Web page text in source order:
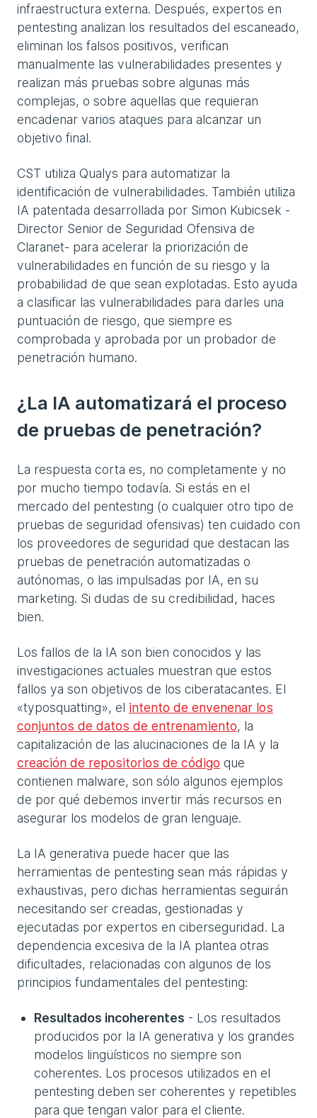
infraestructura externa. Después, expertos en
pentesting analizan los resultados del escaneado,
eliminan los falsos positivos, verifican
manualmente las vulnerabilidades presentes y
realizan más pruebas sobre algunas más
complejas, o sobre aquellas que requieran
encadenar varios ataques para alcanzar un
objetivo final.
CST utiliza Qualys para automatizar la
identificación de vulnerabilidades. También utiliza
IA patentada desarrollada por Simon Kubicsek -
Director Senior de Seguridad Ofensiva de
Claranet- para acelerar la priorización de
vulnerabilidades en función de su riesgo y la
probabilidad de que sean explotadas. Esto ayuda
a clasificar las vulnerabilidades para darles una
puntuación de riesgo, que siempre es
comprobada y aprobada por un probador de
penetración humano.
¿La IA automatizará el proceso
de pruebas de penetración?
La respuesta corta es, no completamente y no
por mucho tiempo todavía. Si estás en el
mercado del pentesting (o cualquier otro tipo de
pruebas de seguridad ofensivas) ten cuidado con
los proveedores de seguridad que destacan las
pruebas de penetración automatizadas o
autónomas, o las impulsadas por IA, en su
marketing. Si dudas de su credibilidad, haces
bien.
Los fallos de la IA son bien conocidos y las
investigaciones actuales muestran que estos
fallos ya son objetivos de los ciberatacantes. El
«typosquatting», el intento de envenenar los
conjuntos de datos de entrenamiento, la
capitalización de las alucinaciones de la IA y la
creación de repositorios de código que
contienen malware, son sólo algunos ejemplos
de por qué debemos invertir más recursos en
asegurar los modelos de gran lenguaje.
La IA generativa puede hacer que las
herramientas de pentesting sean más rápidas y
exhaustivas, pero dichas herramientas seguirán
necesitando ser creadas, gestionadas y
ejecutadas por expertos en ciberseguridad. La
dependencia excesiva de la IA plantea otras
dificultades, relacionadas con algunos de los
principios fundamentales del pentesting:
Resultados incoherentes - Los resultados
producidos por la IA generativa y los grandes
modelos lingüísticos no siempre son
coherentes. Los procesos utilizados en el
pentesting deben ser coherentes y repetibles
para que tengan valor para el cliente.